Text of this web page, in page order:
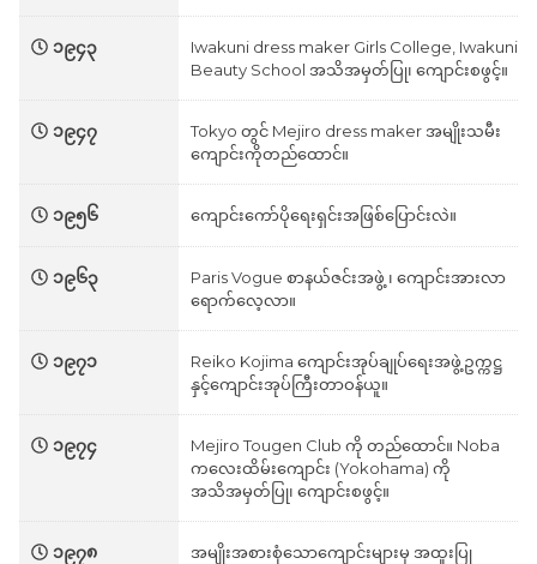
၁၉၄၃
Iwakuni dress maker Girls College, Iwakuni
Beauty School အသိအမှတ်ပြု၊ ကျောင်းစဖွင့်။
၁၉၄၇
Tokyo တွင် Mejiro dress maker အမျိုးသမီး
ကျောင်းကိုတည်ထောင်။
၁၉၅၆ ကျောင်းကော်ပိုရေးရှင်းအဖြစ်ပြောင်းလဲ။
၁၉၆၃
Paris Vogue စာနယ်ဇင်းအဖွဲ့ ၊ ကျောင်းအားလာ
ရောက်လေ့လာ။
၁၉၇၁
Reiko Kojima ကျောင်းအုပ်ချုပ်‌ရေးအဖွဲ့ဥက္ကဋ္ဌ
နှင့်ကျောင်းအုပ်ကြီးတာဝန်ယူ။
၁၉၇၄
Mejiro Tougen Club ကို တည်ထောင်။ Noba
ကလေးထိမ်းကျောင်း (Yokohama) ကို
အသိအမှတ်ပြု၊ ကျောင်းစဖွင့်။
၁၉၇၈
အမျိုးအစားစုံသောကျောင်းများမှ အထူးပြု